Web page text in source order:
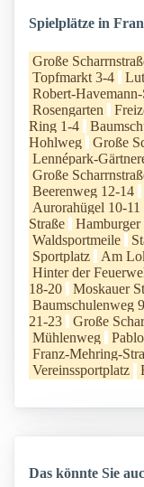
Spielplätze in
Große
Topfmarkt 3-4
Robert-Havemann-
Rosengarten
Ring 1-4
Hohlweg
Große
Lennépark-
Große
Beerenweg 12-14
Aurorahügel 10-11
Straße
Hamburger
Waldsportmeile
Sportplatz
Am
Hinter der
18-20
Moskauer
Baumschulenweg
21-23
Große
Mühlenweg
Franz-Mehring-
Vereinssportplatz
Das könnte Sie